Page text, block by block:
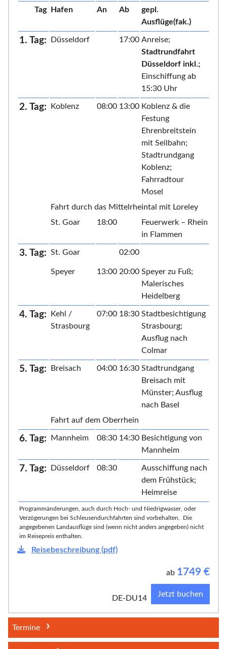
Tag Hafen An Ab
gepl.
Ausflüge(fak.)
1. Tag: Düsseldorf 17:00 Anreise;
Stadtrundfahrt
Düsseldorf inkl.;
Einschiffung ab
15:30 Uhr
2. Tag: Koblenz 08:00 13:00 Koblenz & die
Festung
Ehrenbreitstein
mit Seilbahn;
Stadtrundgang
Koblenz;
Fahrradtour
Mosel
Fahrt durch das Mittelrheintal mit Loreley
St. Goar
18:00
Feuerwerk – Rhein
in Flammen
3. Tag: St. Goar 02:00
Speyer 13:00 20:00 Speyer zu Fuß;
Malerisches
Heidelberg
4. Tag:
Kehl /
Strasbourg
07:00 18:30 Stadtbesichtigung
Strasbourg;
Ausflug nach
Colmar
5. Tag: Breisach 04:00 16:30 Stadtrundgang
Breisach mit
Münster; Ausflug
nach Basel
Fahrt auf dem Oberrhein
6. Tag: Mannheim 08:30 14:30 Besichtigung von
Mannheim
7. Tag: Düsseldorf 08:30
Ausschiffung nach
dem Frühstück;
Heimreise
Programmänderungen, auch durch Hoch- und Niedrigwasser, oder
Verzögerungen bei Schleusendurchfahrten sind vorbehalten. Die
angegebenen Landausflüge sind (wenn nicht anders angegeben) nicht
im Reisepreis enthalten.
Reisebeschreibung (pdf)
ab 1749 €
DE-DU14 Jetzt buchen
Termine